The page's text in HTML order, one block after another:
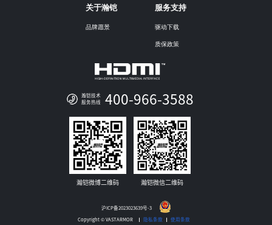
关于瀚铠
品牌愿景
服务支持
驱动下载
质保政策
瀚铠技术
服务热线
400-966-3588
瀚铠微博二维码 瀚铠微信二维码
沪ICP备2023023639号-3
Copyright © VASTARMOR 隐私条款 使用条款